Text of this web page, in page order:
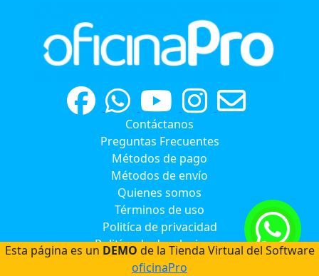
Esta página es un DEMO de la Tienda Virtual del Software
oficinaPro
Contáctanos
Preguntas Frecuentes
Métodos de pago
Métodos de envío
Quienes somos
Términos de uso
Politíca de privacidad
Politíca de devoluciones